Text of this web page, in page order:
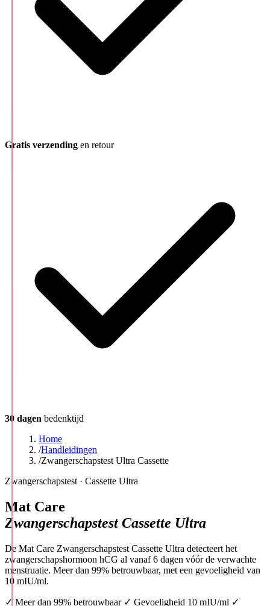
Gratis verzending en retour
30 dagen bedenktijd
Home
/Handleidingen
/Zwangerschapstest Ultra Cassette
Zwangerschapstest · Cassette Ultra
Mat Care
Zwangerschapstest Cassette Ultra
De Mat Care Zwangerschapstest Cassette Ultra detecteert het
zwangerschapshormoon hCG al vanaf 6 dagen vóór de verwachte
menstruatie. Meer dan 99% betrouwbaar, met een gevoeligheid van
10 mIU/ml.
✓ Meer dan 99% betrouwbaar ✓ Gevoeligheid 10 mIU/ml ✓